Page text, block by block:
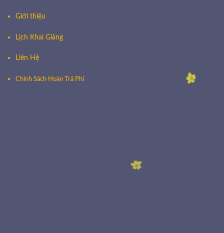
Giới thiệu
Lịch Khai Giảng
Liên Hệ
Chính Sách Hoàn Trả Phí